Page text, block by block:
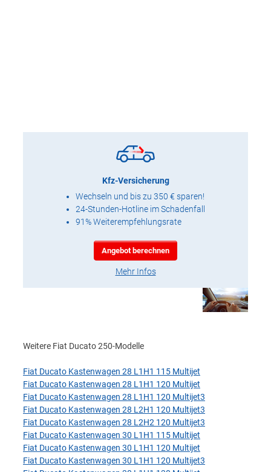
Kfz-Versicherung
Wechseln und bis zu 350 € sparen!
24-Stunden-Hotline im Schadenfall
91% Weiterempfehlungsrate
Angebot berechnen
Mehr Infos
Weitere Fiat Ducato 250-Modelle
Fiat Ducato Kastenwagen 28 L1H1 115 Multijet
Fiat Ducato Kastenwagen 28 L1H1 120 Multijet
Fiat Ducato Kastenwagen 28 L1H1 120 Multijet3
Fiat Ducato Kastenwagen 28 L2H1 120 Multijet3
Fiat Ducato Kastenwagen 28 L2H2 120 Multijet3
Fiat Ducato Kastenwagen 30 L1H1 115 Multijet
Fiat Ducato Kastenwagen 30 L1H1 120 Multijet
Fiat Ducato Kastenwagen 30 L1H1 120 Multijet3